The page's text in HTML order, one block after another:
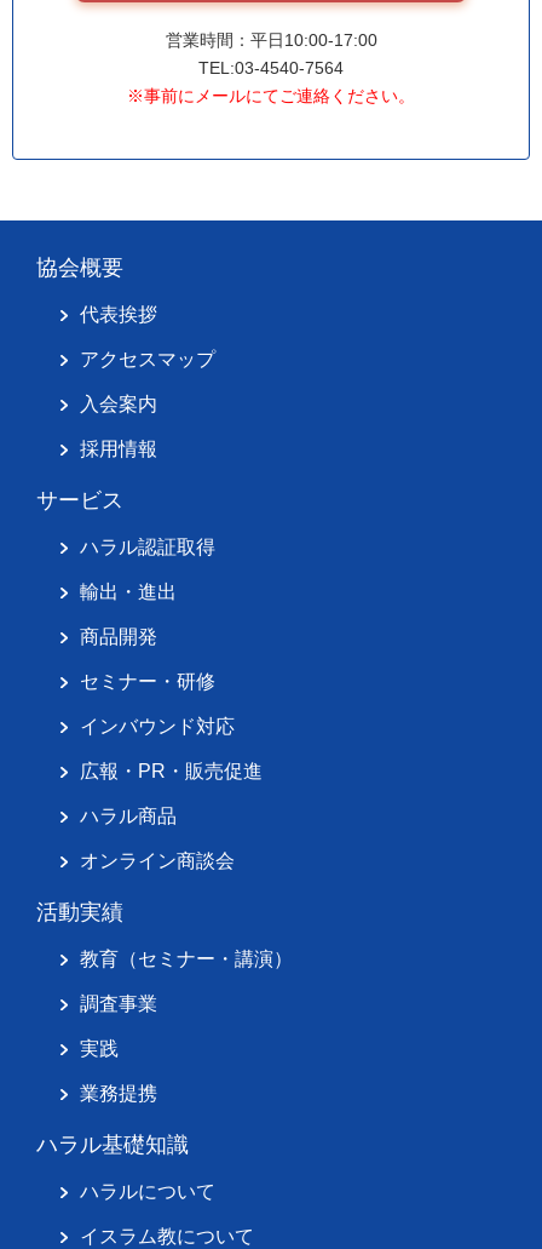
営業時間：平日10:00-17:00
TEL:03-4540-7564
※事前にメールにてご連絡ください。
協会概要
代表挨拶
アクセスマップ
入会案内
採用情報
サービス
ハラル認証取得
輸出・進出
商品開発
セミナー・研修
インバウンド対応
広報・PR・販売促進
ハラル商品
オンライン商談会
活動実績
教育（セミナー・講演）
調査事業
実践
業務提携
ハラル基礎知識
ハラルについて
イスラム教について